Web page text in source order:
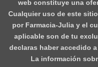
web constituye una
Cualquier uso de este
por Farmacia-Julia y el
aplicable son de tu
declaras haber accedido
La información